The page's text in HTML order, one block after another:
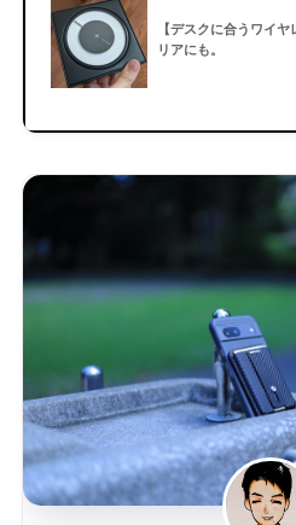
【デスクに合うワイ
リアにも。